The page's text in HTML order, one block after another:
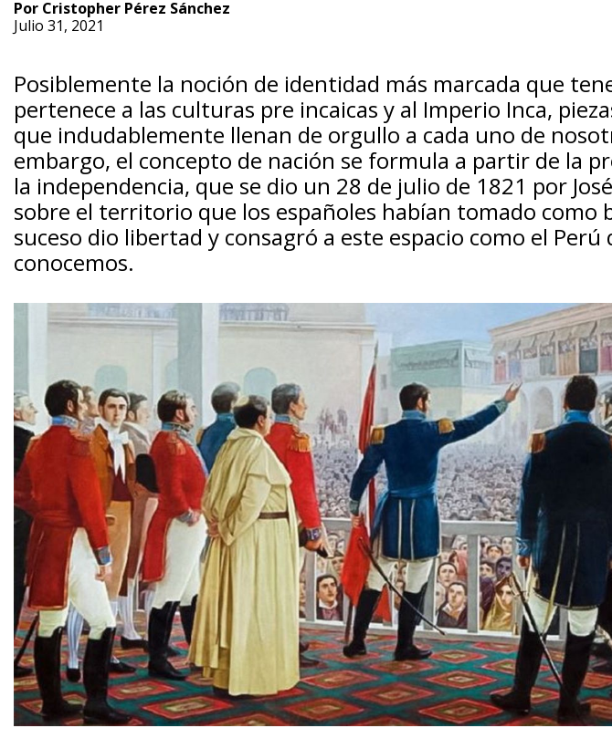
Por Cristopher Pérez Sánchez
Julio 31, 2021
Posiblemente la noción de identidad más marcada que
pertenece a las culturas pre incaicas y al Imperio Inca,
que indudablemente llenan de orgullo a cada uno de
embargo, el concepto de nación se formula a partir de la
la independencia, que se dio un 28 de julio de 1821 por
sobre el territorio que los españoles habían tomado como
suceso dio libertad y consagró a este espacio como el Perú
conocemos.